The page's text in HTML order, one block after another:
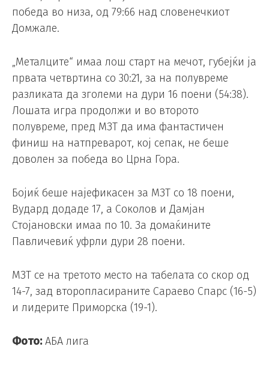
победа во низа, од 79:66 над словенечкиот
Домжале.
„Металците“ имаа лош старт на мечот, губејќи ја
првата четвртина со 30:21, за на полувреме
разликата да зголеми на дури 16 поени (54:38).
Лошата игра продолжи и во второто
полувреме, пред МЗТ да има фантастичен
финиш на натпреварот, кој сепак, не беше
доволен за победа во Црна Гора.
Бојиќ беше најефикасен за МЗТ со 18 поени,
Вудард додаде 17, а Соколов и Дамјан
Стојановски имаа по 10. За домаќините
Павличевиќ уфрли дури 28 поени.
МЗТ се на третото место на табелата со скор од
14-7, зад второпласираните Сараево Спарс (16-5)
и лидерите Приморска (19-1).
Фото: АБА лига